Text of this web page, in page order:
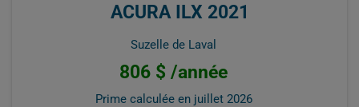
ACURA ILX 2021
Suzelle de Laval
806 $ /année
Prime calculée en juillet 2026